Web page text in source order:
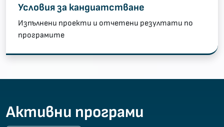
Условия за кандиатстване
Изпълнени проекти и отчетени резултати по
програмите
Активни програми